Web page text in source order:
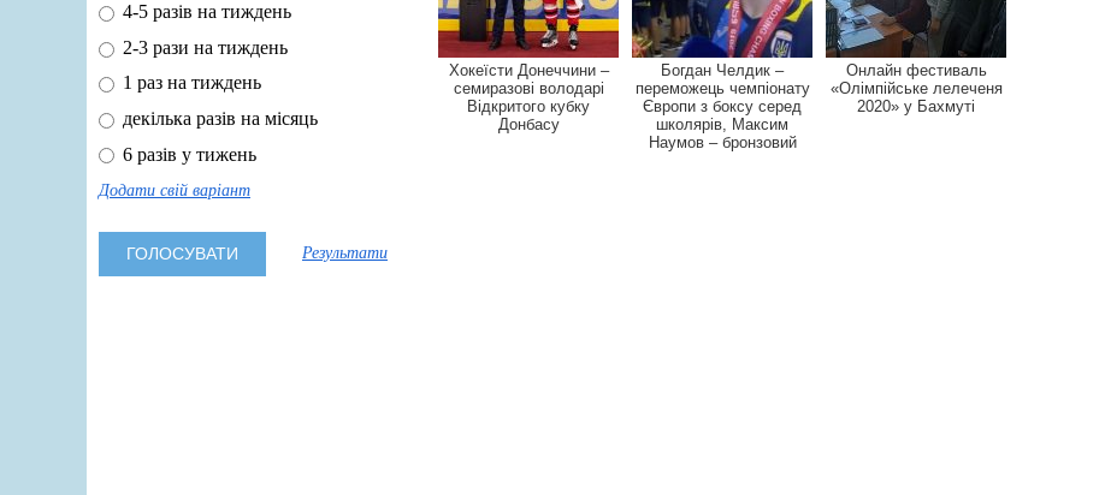
4-5 разів на тиждень
2-3 рази на тиждень
1 раз на тиждень
декілька разів на місяць
6 разів у тижень
Додати свій варіант
Результати
Хокеїсти Донеччини –
семиразові володарі
Відкритого кубку
Донбасу
Богдан Челдик –
переможець чемпіонату
Європи з боксу серед
школярів, Максим
Наумов – бронзовий
Онлайн фестиваль
«Олімпійське лелеченя
2020» у Бахмуті